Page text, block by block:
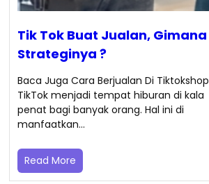
Tik Tok Buat Jualan, Gimana
Strateginya ?
Baca Juga Cara Berjualan Di Tiktokshop
TikTok menjadi tempat hiburan di kala
penat bagi banyak orang. Hal ini di
manfaatkan…
Read More